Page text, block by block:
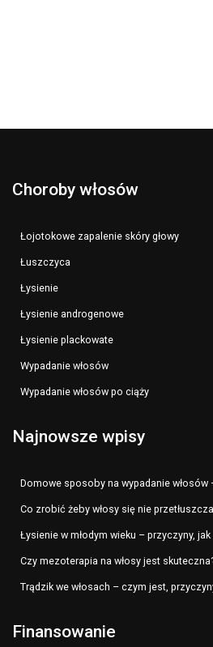
Choroby włosów
Łojotokowe zapalenie skóry głowy
Łuszczyca
Łysienie
Łysienie androgenowe
Łysienie plackowate
Wypadanie włosów
Wypadanie włosów po ciąży
Najnowsze wpisy
Domowe sposoby na wypadanie
Co zrobić żeby włosy się nie
Łysienie w młodym wieku – przyczyny,
Czy mezoterapia na włosy jest
Trądzik we włosach – czym jest,
Finansowanie